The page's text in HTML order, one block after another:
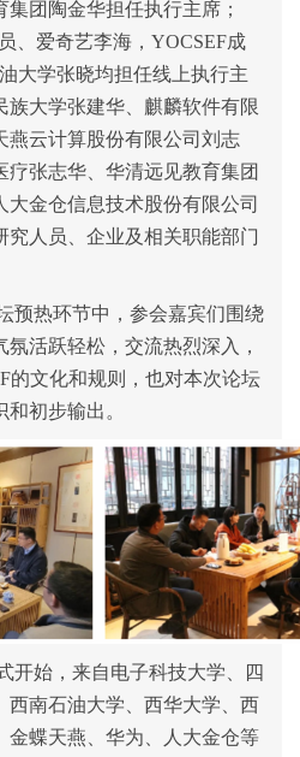
团陶金华担任执行主席；
、爱奇艺李海，YOCSEF成
大学张晓均担任线上执行主
族大学张建华、麒麟软件有限
燕云计算股份有限公司刘志
张志华、华清远见教育集团
大金仓信息技术股份有限公司
究人员、企业及相关职能部门
预热环节中，参会嘉宾们围绕
活跃轻松，交流热烈深入，
的文化和规则，也对本次论坛
初步输出。
开始，来自电子科技大学、四
南石油大学、西华大学、 西
金蝶天燕、华为、人大金仓等